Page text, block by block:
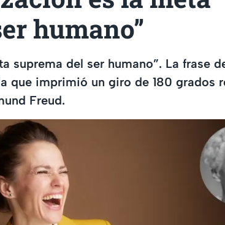
humano”
suprema del ser humano”. La frase
que imprimió un giro de 180 grados
Freud.